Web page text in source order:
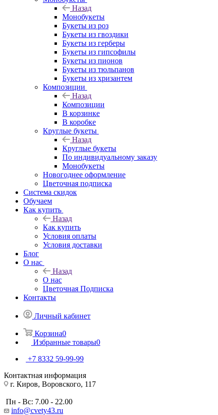
Назад
Монобукеты
Букеты из роз
Букеты из гвоздики
Букеты из герберы
Букеты из гипсофилы
Букеты из пионов
Букеты из тюльпанов
Букеты из хризантем
Композиции
Назад
Композиции
В корзинке
В коробке
Круглые букеты
Назад
Круглые букеты
По индивидуальному заказу
Монобукеты
Новогоднее оформление
Цветочная подписка
Система скидок
Обучаем
Как купить
Назад
Как купить
Условия оплаты
Условия доставки
Блог
О нас
Назад
О нас
Цветочная Подписка
Контакты
Личный кабинет
Корзина0
Избранные товары0
+7 8332 59-99-99
Контактная информация
г. Киров, Воровского, 117
Пн - Вс: 7.00 - 22.00
info@cvety43.ru